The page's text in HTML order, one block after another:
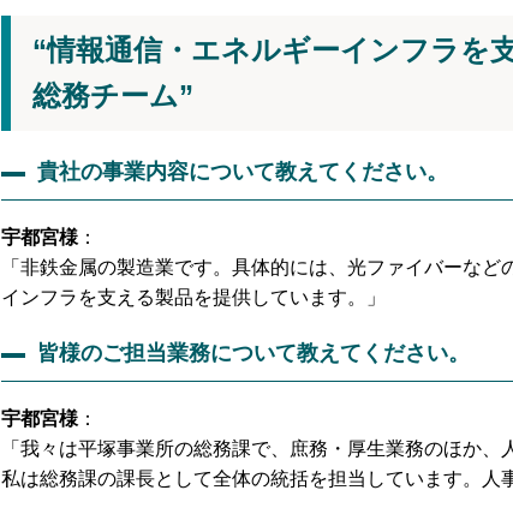
“情報通信・エネルギーインフラを
総務チーム”
貴社の事業内容について教えてください。
宇都宮様 ：
「非鉄金属の製造業です。具体的には、光ファイバーな
インフラを支える製品を提供しています。」
皆様のご担当業務について教えてください。
宇都宮様 ：
「我々は平塚事業所の総務課で、庶務・厚生業務のほか、
私は総務課の課長として全体の統括を担当しています。人